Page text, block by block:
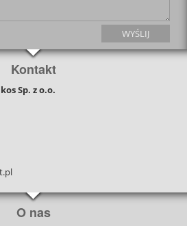
Kontakt
Sp. z o.o.
O nas